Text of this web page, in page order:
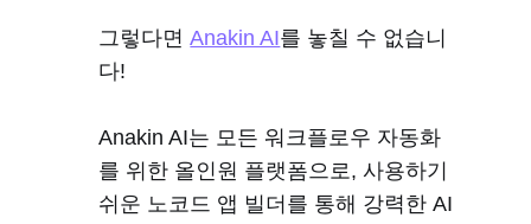
그렇다면Anakin AI를 놓칠 수 없습니
다!
Anakin AI는 모든 워크플로우 자동화
를 위한 올인원 플랫폼으로, 사용하기
쉬운 노코드 앱 빌더를 통해 강력한 AI